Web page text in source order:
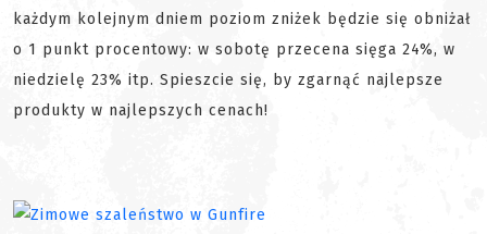
każdym kolejnym dniem poziom zniżek będzie się obniżał
o 1 punkt procentowy: w sobotę przecena sięga 24%, w
niedzielę 23% itp. Spieszcie się, by zgarnąć najlepsze
produkty w najlepszych cenach!